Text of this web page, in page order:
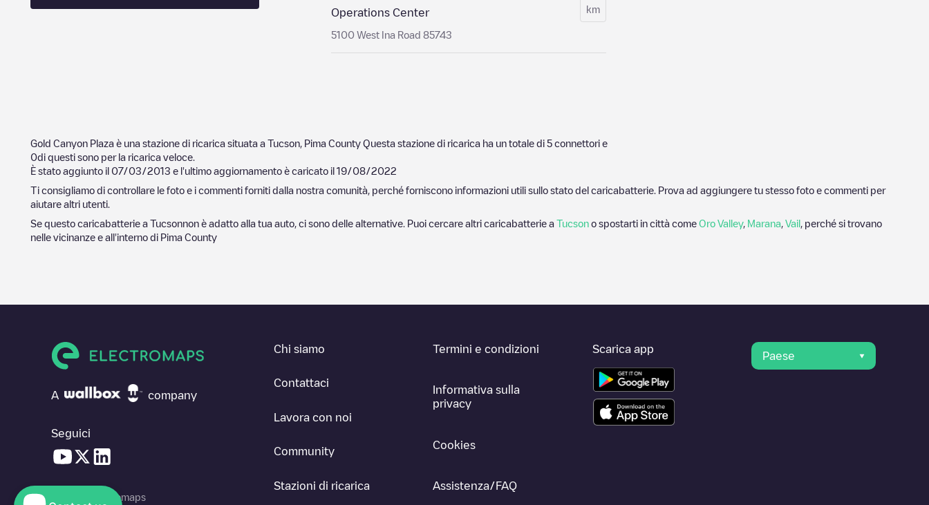
Operations Center
5100 West Ina Road 85743
km
Gold Canyon Plaza è una stazione di ricarica situata a Tucson Pima County Questa stazione di ricarica ha un totale di 5 connettori e
0di questi sono per la ricarica veloce.
È stato aggiunto il 07/03/2013 e l'ultimo aggiornamento è caricato il 19/08/2022
Ti consigliamo di controllare le foto e i commenti forniti dalla nostra comunità, perché forniscono informazioni utili sullo stato del caricabatterie. Prova ad aggiungere tu stesso foto e commenti per
aiutare altri utenti.
Se questo caricabatterie a Tucsonnon è adatto alla tua auto, ci sono delle alternative. Puoi cercare altri caricabatterie a Tucson o spostarti in città come Oro Valley, Marana Vail
, perché si trovano
nelle vicinanze e all'interno di Pima County
A company
Seguici
© 2026 Electromaps
Chi siamo
Contattaci
Lavora con noi
Community
Stazioni di ricarica
Termini e condizioni
Informativa sulla
privacy
Cookies
Assistenza/FAQ
Scarica app
Paese